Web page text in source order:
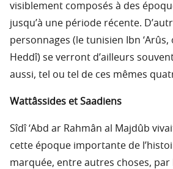
visiblement composés à des
jusqu’à une période récente.
personnages (le tunisien Ibn
Heddî) se verront d’ailleurs
aussi, tel ou tel de ces mêmes
Wattâssides et Saadiens
Sîdî ‘Abd ar Rahmân al Majdûb
cette époque importante de
marquée, entre autres choses, par